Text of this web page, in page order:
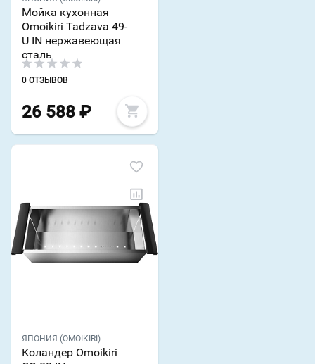
Мойка кухонная
Omoikiri Tadzava 49-
U IN нержавеющая
сталь
0 ОТЗЫВОВ
26 588 ₽
ЯПОНИЯ (OMOIKIRI)
Коландер Omoikiri